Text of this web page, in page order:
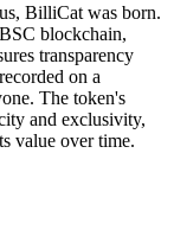
BilliCat was born.
blockchain,
transparency
on a
The token's
and exclusivity,
value over time.